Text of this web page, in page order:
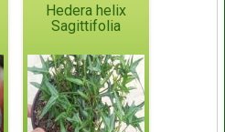
Hedera helix
Sagittifolia